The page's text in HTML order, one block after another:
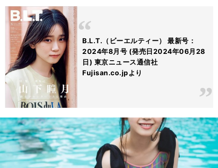
B.L.T.（ビーエルティー） 最新号：
2024年8月号 (発売日2024年06月28
日) 東京ニュース通信社
Fujisan.co.jpより